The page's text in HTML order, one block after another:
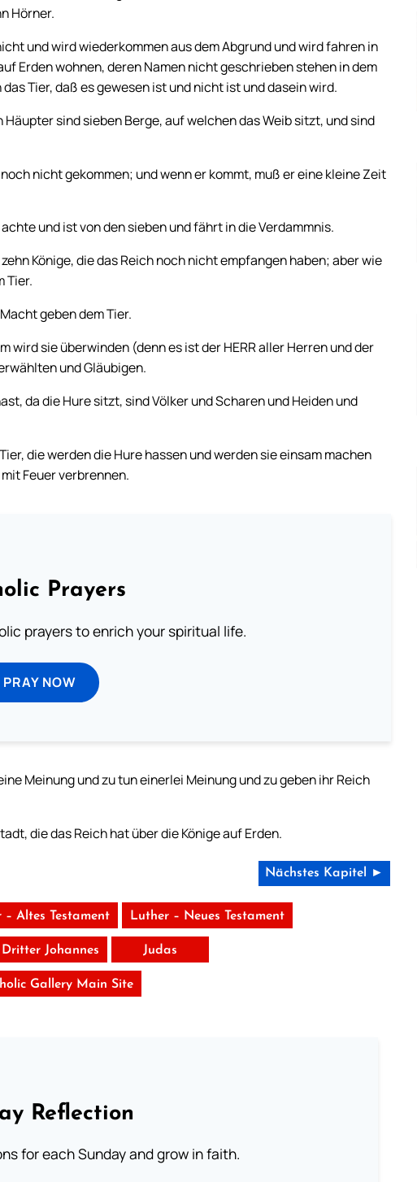
Hörner.
und wird wiederkommen aus dem Abgrund und wird fahren in
Erden wohnen, deren Namen nicht geschrieben stehen in dem
Tier, daß es gewesen ist und nicht ist und dasein wird.
sind sieben Berge, auf welchen das Weib sitzt, und sind
nicht gekommen; und wenn er kommt, muß er eine kleine Zeit
und ist von den sieben und fährt in die Verdammnis.
Könige, die das Reich noch nicht empfangen haben; aber wie
Tier.
geben dem Tier.
wird sie überwinden (denn es ist der HERR aller Herren und der
und Gläubigen.
da die Hure sitzt, sind Völker und Scharen und Heiden und
die werden die Hure hassen und werden sie einsam machen
Feuer verbrennen.
Prayers
prayers to enrich your spiritual life.
PRAY NOW
Meinung und zu tun einerlei Meinung und zu geben ihr Reich
die das Reich hat über die Könige auf Erden.
Nächstes Kapitel ►
– Altes Testament Luther – Neues Testament
Dritter Johannes Judas
Gallery Main Site
Reflection
for each Sunday and grow in faith.